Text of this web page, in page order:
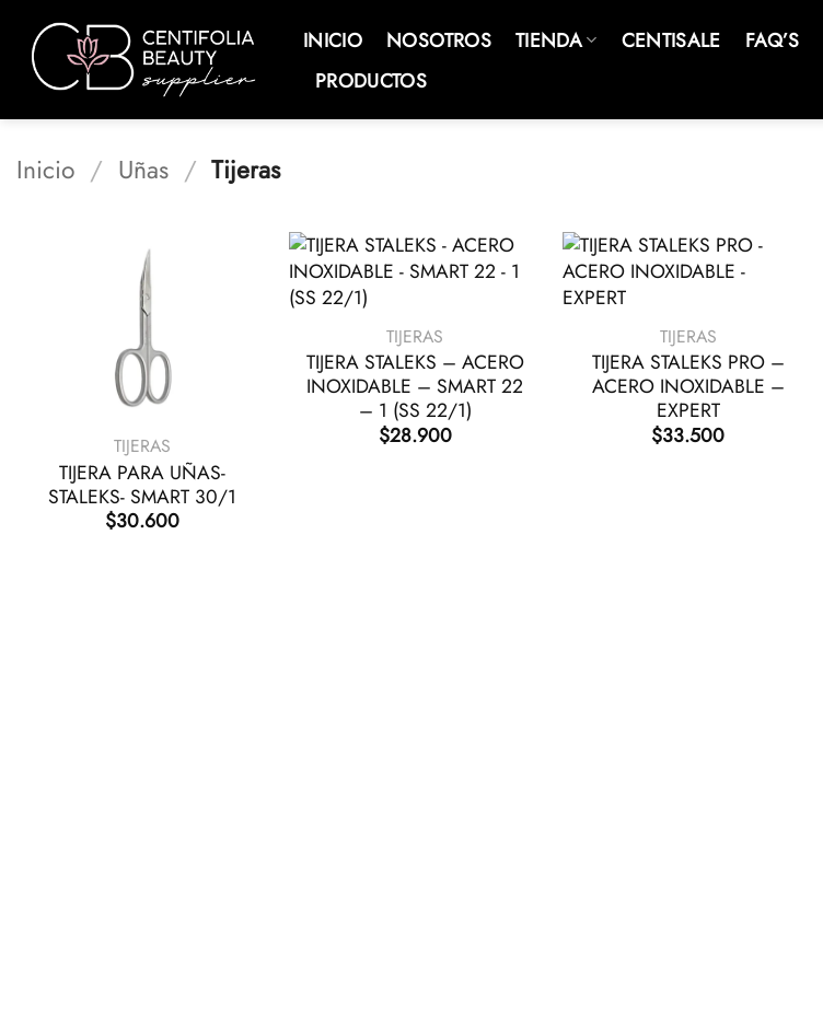
contenido
INICIO NOSOTROS TIENDA CENTISALE FAQ’S
PRODUCTOS
Inicio / Uñas / Tijeras
TIJERAS
TIJERA PARA UÑAS-
STALEKS- SMART 30/1
$30.600
TIJERAS
TIJERA STALEKS – ACERO
INOXIDABLE – SMART 22
– 1 (SS 22/1)
$28.900
TIJERAS
TIJERA STALEKS PRO –
ACERO INOXIDABLE –
EXPERT
$33.500